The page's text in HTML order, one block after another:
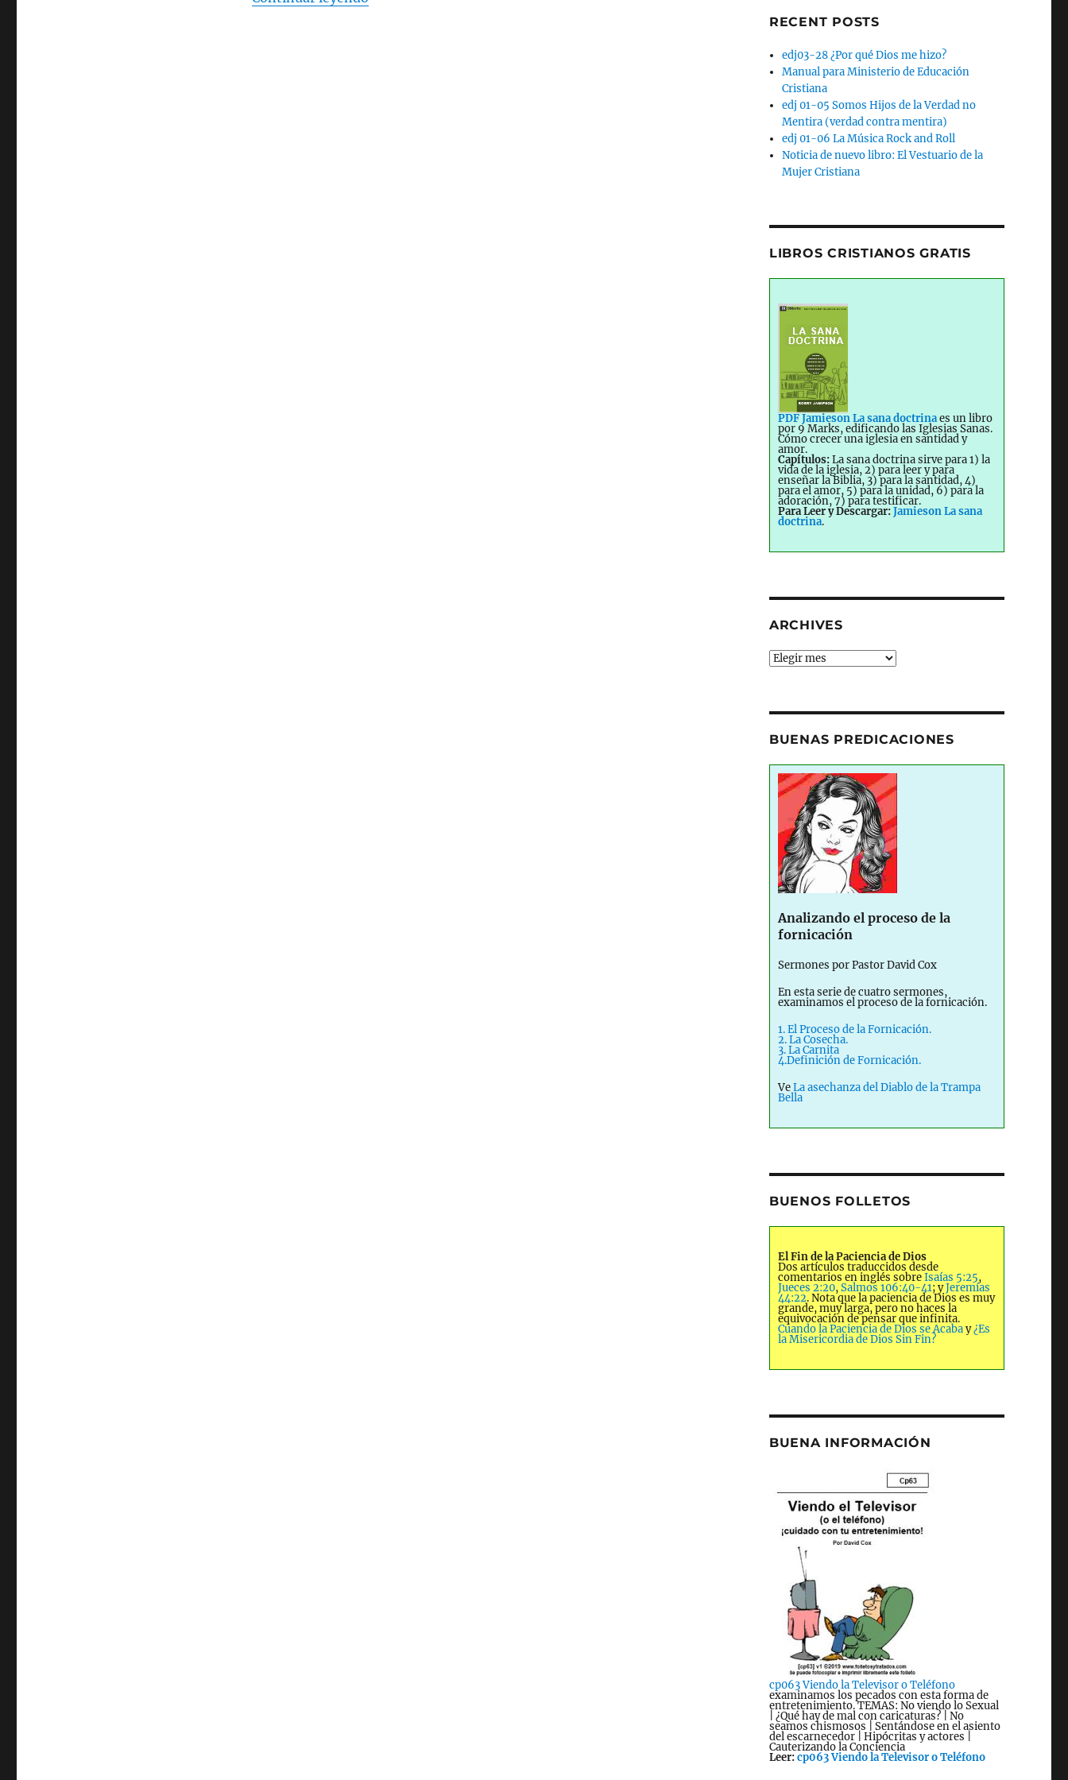
RECENT POSTS
edj03-28 ¿Por qué Dios me hizo?
Manual para Ministerio de Educación
Cristiana
edj 01-05 Somos Hijos de la Verdad no
Mentira (verdad contra mentira)
edj 01-06 La Música Rock and Roll
Noticia de nuevo libro: El Vestuario de la
Mujer Cristiana
LIBROS CRISTIANOS GRATIS
PDF Jamieson La sana doctrinaes un libro
por 9 Marks, edificando las Iglesias Sanas.
Cómo crecer una iglesia en santidad y
amor.
Capítulos:La sana doctrina sirve para 1) la
vida de la iglesia, 2) para leer y para
enseñar la Biblia, 3) para la santidad, 4)
para el amor, 5) para la unidad, 6) para la
adoración, 7) para testificar.
Para Leer y Descargar:Jamieson La sana
doctrina.
ARCHIVES
Archives
BUENAS PREDICACIONES
Analizando el proceso de la
fornicación
Sermones por Pastor David Cox
En esta serie de cuatro sermones,
examinamos el proceso de la fornicación.
1. El Proceso de la Fornicación.
2. La Cosecha.
3. La Carnita
4.Definición de Fornicación.
VeLa asechanza del Diablo de la Trampa
Bella
BUENOS FOLLETOS
El Fin de la Paciencia de Dios
Dos artículos traduccidos desde
comentarios en inglés sobreIsaías 5:25,
Jueces 2:20,Salmos 106:40-41; yJeremías
44:22. Nota que la paciencia de Dios es muy
grande, muy larga, pero no haces la
equivocación de pensar que infinita.
Cuando la Paciencia de Dios se Acabay¿Es
la Misericordia de Dios Sin Fin?
BUENA INFORMACIÓN
cp063 Viendo la Televisor o Teléfono
examinamos los pecados con esta forma de
entretenimiento. TEMAS: No viendo lo Sexual
| ¿Qué hay de mal con caricaturas? | No
seamos chismosos | Sentándose en el asiento
del escarnecedor | Hipócritas y actores |
Cauterizando la Conciencia
Leer:cp063 Viendo la Televisor o Teléfono